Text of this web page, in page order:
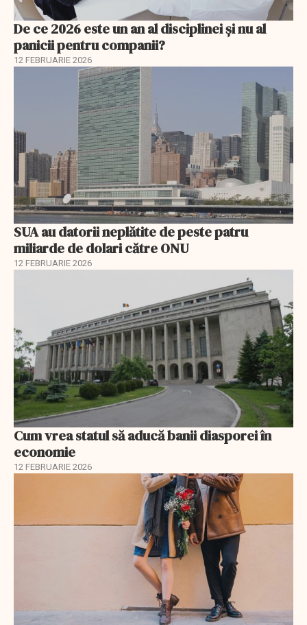
De ce 2026 este un an al disciplinei și nu al
panicii pentru companii?
12 FEBRUARIE 2026
SUA au datorii neplătite de peste patru
miliarde de dolari către ONU
12 FEBRUARIE 2026
Cum vrea statul să aducă banii diasporei în
economie
12 FEBRUARIE 2026